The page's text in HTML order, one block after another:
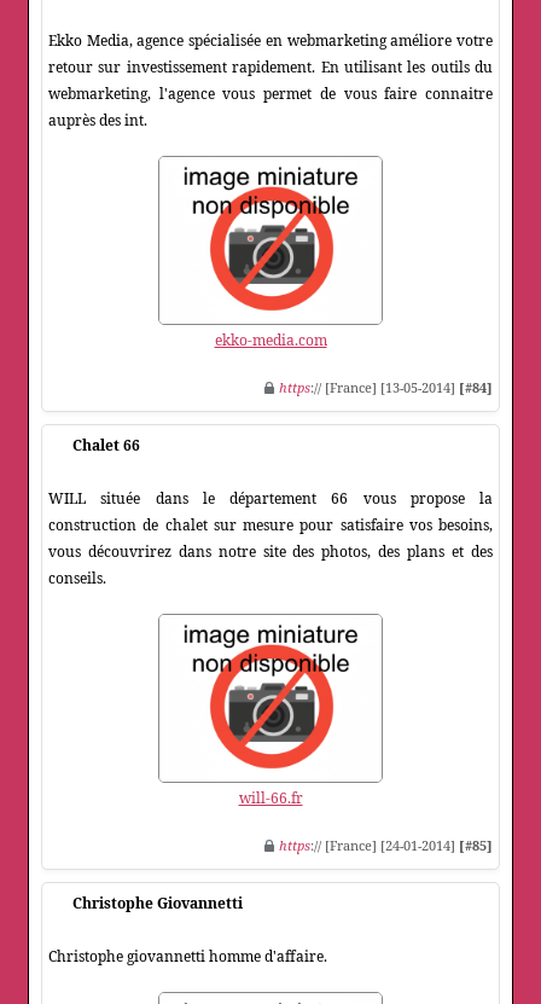
Ekko Media, agence spécialisée en webmarketing améliore votre
retour sur investissement rapidement. En utilisant les outils du
webmarketing, l'agence vous permet de vous faire connaitre
auprès des int.
ekko-media.com
https:// [France] [13-05-2014] [#84]
Chalet 66
WILL située dans le département 66 vous propose la
construction de chalet sur mesure pour satisfaire vos besoins,
vous découvrirez dans notre site des photos, des plans et des
conseils.
will-66.fr
https:// [France] [24-01-2014] [#85]
Christophe Giovannetti
Christophe giovannetti homme d'affaire.